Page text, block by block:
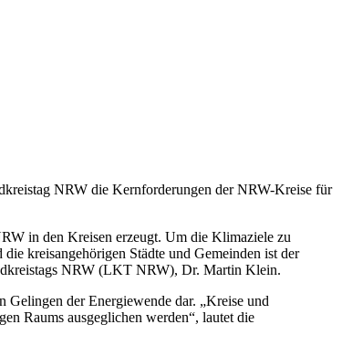
NRW die Kernforderungen der NRW-Kreise für
in den Kreisen erzeugt. Um die Klimaziele zu
kreisangehörigen Städte und Gemeinden ist der
NRW (LKT NRW), Dr. Martin Klein.
der Energiewende dar. „Kreise und
Raums ausgeglichen werden“, lautet die